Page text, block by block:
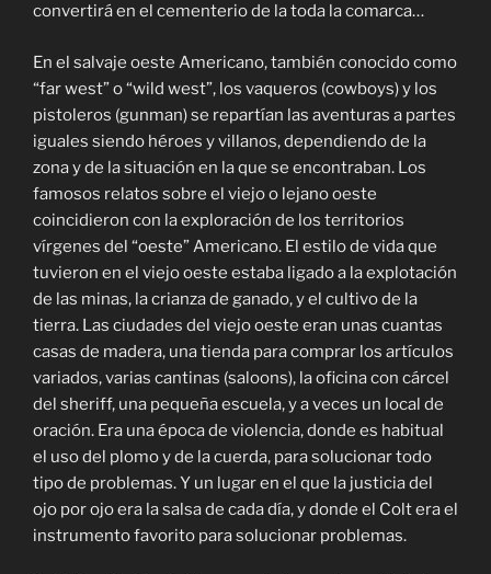
convertirá en el cementerio de la toda la comarca…
En el salvaje oeste Americano, también conocido como
“far west” o “wild west”, los vaqueros (cowboys) y los
pistoleros (gunman) se repartían las aventuras a partes
iguales siendo héroes y villanos, dependiendo de la
zona y de la situación en la que se encontraban. Los
famosos relatos sobre el viejo o lejano oeste
coincidieron con la exploración de los territorios
vírgenes del “oeste” Americano. El estilo de vida que
tuvieron en el viejo oeste estaba ligado a la explotación
de las minas, la crianza de ganado, y el cultivo de la
tierra. Las ciudades del viejo oeste eran unas cuantas
casas de madera, una tienda para comprar los artículos
variados, varias cantinas (saloons), la oficina con cárcel
del sheriff, una pequeña escuela, y a veces un local de
oración. Era una época de violencia, donde es habitual
el uso del plomo y de la cuerda, para solucionar todo
tipo de problemas. Y un lugar en el que la justicia del
ojo por ojo era la salsa de cada día, y donde el Colt era el
instrumento favorito para solucionar problemas.